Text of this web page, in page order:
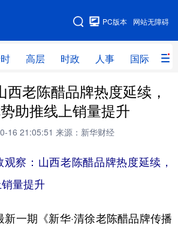
网站无障碍
PC版本
高层 时政 人事 国际 财
网站地图
高层 时政 人事
财经 网评
全球连线
科创 量子 体育
书画
视频 图片 政务
西老陈醋品牌热度延续，
助推线上销量提升
16 21:05:51 来源：新华财经
观察：山西老陈醋品牌热度延续，
量提升
一期《新华·清徐老陈醋品牌传播